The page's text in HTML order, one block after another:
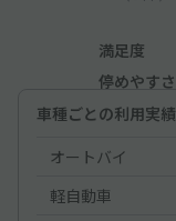
満足度
停めやすさ
車種ごとの利用実績
オートバイ
軽自動車